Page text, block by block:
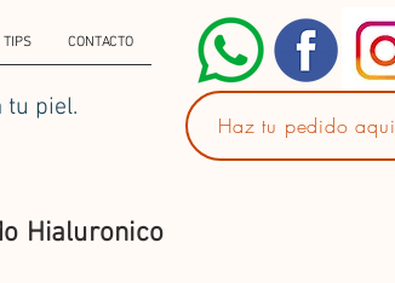
TIPS CONTACTO
tu piel.
Haz tu pedido aqui
Hialuronico